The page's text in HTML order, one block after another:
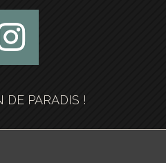
DE PARADIS !